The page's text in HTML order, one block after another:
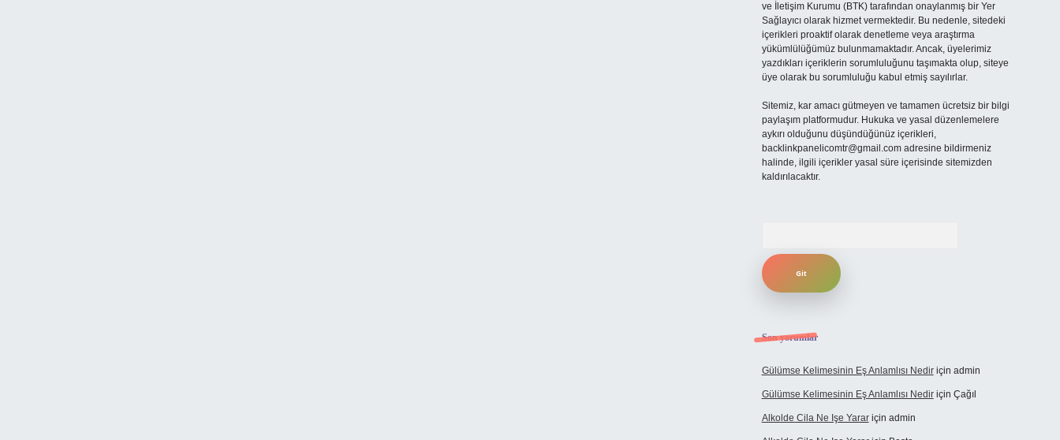
ve İletişim Kurumu (BTK) tarafından onaylanmış bir Yer
Sağlayıcı olarak hizmet vermektedir. Bu nedenle, sitedeki
içerikleri proaktif olarak denetleme veya araştırma
yükümlülüğümüz bulunmamaktadır. Ancak, üyelerimiz
yazdıkları içeriklerin sorumluluğunu taşımakta olup, siteye
üye olarak bu sorumluluğu kabul etmiş sayılırlar.
Sitemiz, kar amacı gütmeyen ve tamamen ücretsiz bir bilgi
paylaşım platformudur. Hukuka ve yasal düzenlemelere
aykırı olduğunu düşündüğünüz içerikleri,
backlinkpanelicomtr@gmail.comadresine bildirmeniz
halinde, ilgili içerikler yasal süre içerisinde sitemizden
kaldırılacaktır.
Son yorumlar
Gülümse Kelimesinin Eş Anlamlısı Nediriçin admin
Gülümse Kelimesinin Eş Anlamlısı Nediriçin Çağıl
Alkolde Cila Ne Işe Yarariçin admin